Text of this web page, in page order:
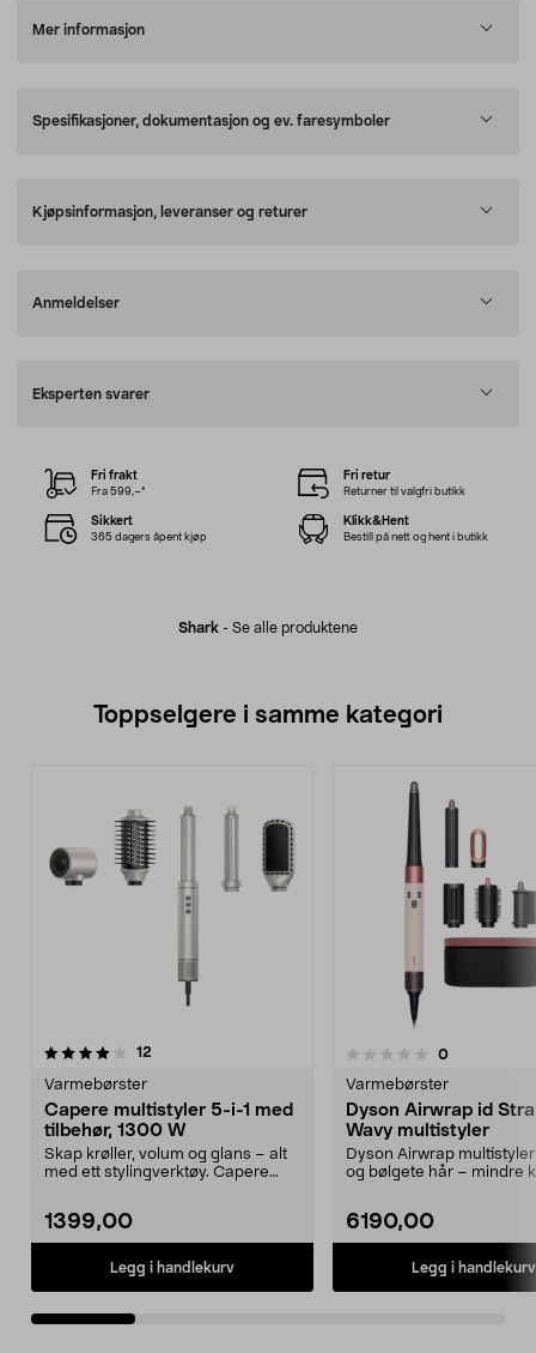
Mer informasjon
Spesifikasjoner, dokumentasjon og ev. faresymboler
Kjøpsinformasjon, leveranser og returer
Anmeldelser
Eksperten svarer
Shark - Se alle produktene
Fri frakt
Fra 599,–*
Fri retur
Returner til valgfri butikk
Sikkert
365 dagers åpent kjøp
Klikk&Hent
Bestill på nett og hent i butikk
Toppselgere i samme kategori
12
Varmebørster
Capere multistyler 5-i-1 med
tilbehør, 1300 W
Skap krøller, volum og glans – alt
med ett stylingverktøy. Capere
1399,00
Legg i handlekurv
0.0 av 5 stjerner 0anmeldelser
Varmebørster
Dyson Airwrap id
Wavy multistyler
Dyson Airwrap
og bølgete hår – mindre
6190,00
Legg i handlekurv
3.5 av 5 stjerner